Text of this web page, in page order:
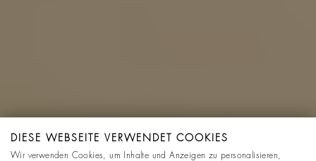
DIESE WEBSEITE VERWENDET COOKIES
Wir verwenden Cookies, um Inhalte und Anzeigen zu personalisieren,